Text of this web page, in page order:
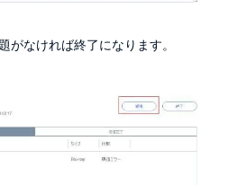
がなければ終了になります。